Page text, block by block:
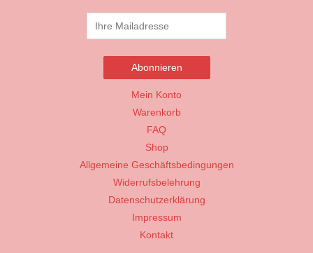
Mein Konto
Warenkorb
FAQ
Shop
Allgemeine Geschäftsbedingungen
Widerrufsbelehrung
Datenschutzerklärung
Impressum
Kontakt